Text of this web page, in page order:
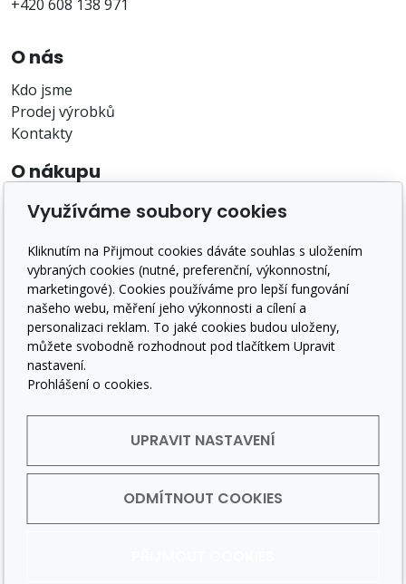
+420 608 138 971
O nás
Kdo jsme
Prodej výrobků
Kontakty
O nákupu
Záruka a reklamace
Doprava a platba
Obchodní podmínky
GDPR
Sledujte nás
Copyright © 2018 - 2025 Bohemia Rituals|Mariánské
Lázně
Využíváme soubory cookies
Kliknutím na Přijmout cookies dáváte souhlas s uložením
vybraných cookies (nutné, preferenční, výkonnostní,
marketingové). Cookies používáme pro lepší fungování
našeho webu, měření jeho výkonnosti a cílení a
personalizaci reklam. To jaké cookies budou uloženy,
můžete svobodně rozhodnout pod tlačítkem Upravit
nastavení.
Prohlášení o cookies.
UPRAVIT NASTAVENÍ
ODMÍTNOUT COOKIES